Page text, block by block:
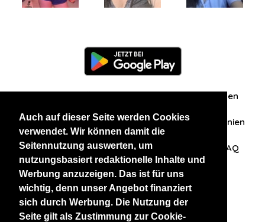
Auch auf dieser Seite werden Cookies
verwendet. Wir können damit die
Seitennutzung auswerten, um
nutzungsbasiert redaktionelle Inhalte und
Werbung anzuzeigen. Das ist für uns
wichtig, denn unser Angebot finanziert
sich durch Werbung. Die Nutzung der
Seite gilt als Zustimmung zur Cookie-
Zuschriften/Erfahrungen
Datenschutzerklärung AGB Datenschutzrichtlinien
Nehmen Sie Kontakt mit uns auf FAQ
Unsere anderen Websites
BlackAndBeauties RussianKisses